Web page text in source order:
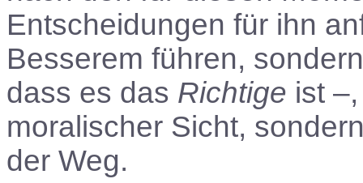
Entscheidungen für ihn
Besserem führen,
dass es das Richtige ist
moralischer Sicht,
der Weg.